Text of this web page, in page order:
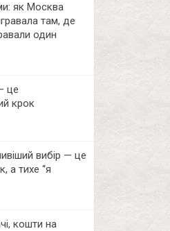
як Москва
там, де
один
це
крок
вибір — це
а тихе “я
кошти на